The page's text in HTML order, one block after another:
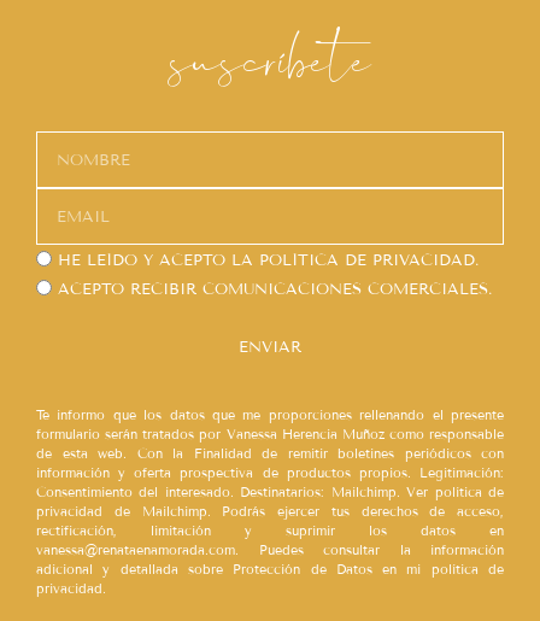
suscríbete
HE LEÍDO Y ACEPTO LA POLÍTICA DE PRIVACIDAD.
ACEPTO RECIBIR COMUNICACIONES COMERCIALES.
ENVIAR
Te informo que los datos que me proporciones rellenando el presente
formulario serán tratados por Vanessa Herencia Muñoz como responsable
de esta web. Con la Finalidad de remitir boletines periódicos con
información y oferta prospectiva de productos propios. Legitimación:
Consentimiento del interesado. Destinatarios: Mailchimp. Ver política de
privacidad de Mailchimp. Podrás ejercer tus derechos de acceso,
rectificación, limitación y suprimir los datos en
vanessa@renataenamorada.com. Puedes consultar la información
adicional y detallada sobre Protección de Datos en mi política de
privacidad.